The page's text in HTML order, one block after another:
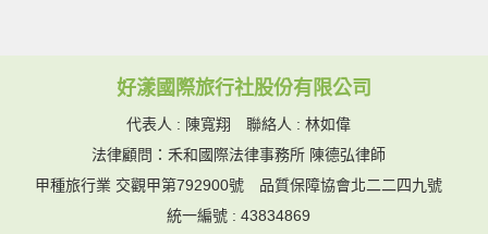
好漾國際旅行社股份有限公司
代表人 : 陳寬翔 聯絡人 : 林如偉
法律顧問：禾和國際法律事務所 陳德弘律師
甲種旅行業 交觀甲第792900號
品質保障協會北二二四九號
統一編號 : 43834869